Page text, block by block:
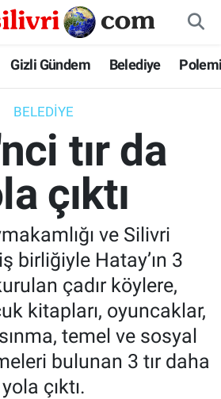
Gizli Gündem Belediye
BELEDIYE
tır da
çıktı
ve Silivri
birliğiyle Hatay’ın 3
çadır köylere,
kitapları, oyuncaklar,
temel ve sosyal
bulunan 3 tır daha
yola çıktı.
Eczaneler
Vakitleri
Haritası
Durumu ve Fikstür